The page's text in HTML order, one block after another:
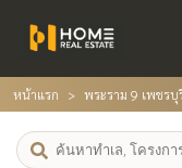
หน้าแรก พระราม 9 เพชรบุ